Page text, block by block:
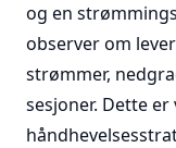
og en
observer om
strømmer,
sesjoner. Dette